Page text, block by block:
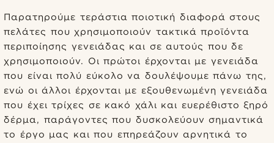
Παρατηρούμε τεράστια ποιοτική διαφορά στους
πελάτες που χρησιμοποιούν τακτικά προϊόντα
περιποίησης γενειάδας και σε αυτούς που δε
χρησιμοποιούν. Οι πρώτοι έρχονται με γενειάδα
που είναι πολύ εύκολο να δουλέψουμε πάνω της,
ενώ οι άλλοι έρχονται με εξουθενωμένη γενειάδα
που έχει τρίχες σε κακό χάλι και ευερέθιστο ξηρό
δέρμα, παράγοντες που δυσκολεύουν σημαντικά
το έργο μας και που επηρεάζουν αρνητικά το